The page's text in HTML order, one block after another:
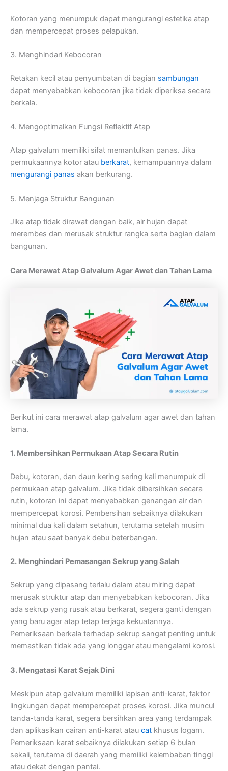
Kotoran yang menumpuk dapat mengurangi estetika atap
dan mempercepat proses pelapukan.
3. Menghindari Kebocoran
Retakan kecil atau penyumbatan di bagian sambungan
dapat menyebabkan kebocoran jika tidak diperiksa secara
berkala.
4. Mengoptimalkan Fungsi Reflektif Atap
Atap galvalum memiliki sifat memantulkan panas. Jika
permukaannya kotor atau berkarat, kemampuannya dalam
mengurangi panas akan berkurang.
5. Menjaga Struktur Bangunan
Jika atap tidak dirawat dengan baik, air hujan dapat
merembes dan merusak struktur rangka serta bagian dalam
bangunan.
Cara Merawat Atap Galvalum Agar Awet dan Tahan Lama
Berikut ini cara merawat atap galvalum agar awet dan tahan
lama.
1. Membersihkan Permukaan Atap Secara Rutin
Debu, kotoran, dan daun kering sering kali menumpuk di
permukaan atap galvalum. Jika tidak dibersihkan secara
rutin, kotoran ini dapat menyebabkan genangan air dan
mempercepat korosi. Pembersihan sebaiknya dilakukan
minimal dua kali dalam setahun, terutama setelah musim
hujan atau saat banyak debu beterbangan.
2. Menghindari Pemasangan Sekrup yang Salah
Sekrup yang dipasang terlalu dalam atau miring dapat
merusak struktur atap dan menyebabkan kebocoran. Jika
ada sekrup yang rusak atau berkarat, segera ganti dengan
yang baru agar atap tetap terjaga kekuatannya.
Pemeriksaan berkala terhadap sekrup sangat penting untuk
memastikan tidak ada yang longgar atau mengalami korosi.
3. Mengatasi Karat Sejak Dini
Meskipun atap galvalum memiliki lapisan anti-karat, faktor
lingkungan dapat mempercepat proses korosi. Jika muncul
tanda-tanda karat, segera bersihkan area yang terdampak
dan aplikasikan cairan anti-karat atau cat khusus logam.
Pemeriksaan karat sebaiknya dilakukan setiap 6 bulan
sekali, terutama di daerah yang memiliki kelembaban tinggi
atau dekat dengan pantai.